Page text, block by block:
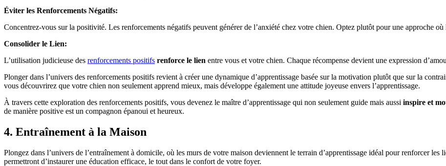
Éviter les Renforcements Négatifs:
Concentrez-vous sur la positivité. Les renforcements négatifs peuvent générer de l’anxiété chez votre chien. Optez plutôt pour une approche où
Consolider le Lien:
L’utilisation judicieuse des renforcements positifs renforce le lien entre vous et votre chien. Chaque récompense devient une expression
Plonger dans l’univers des renforcements positifs revient à créer une dynamique d’apprentissage basée sur la motivation plutôt que sur la
vous découvrirez que votre chien non seulement apprend mieux, mais développe également une attitude joyeuse envers l’apprentissage.
À travers cette exploration des renforcements positifs, vous devenez le maître d’apprentissage qui non seulement guide mais aussi inspire et
de manière positive est un compagnon épanoui et heureux.
4. Entraînement à la Maison
Plongez dans l’univers de l’entraînement à domicile, où les murs de votre maison deviennent le terrain d’apprentissage idéal pour renforcer
permettront d’instaurer une éducation efficace, le tout dans le confort de votre foyer.